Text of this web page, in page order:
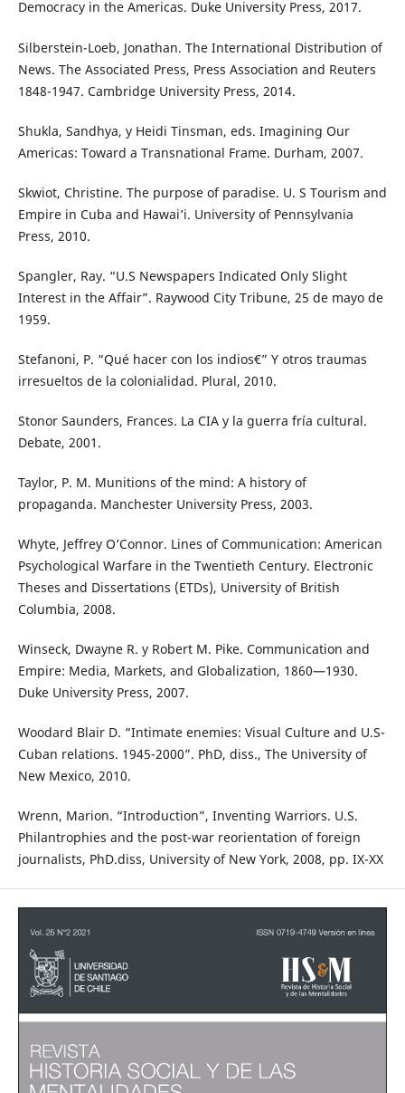
Democracy in the Americas. Duke University Press, 2017.
Silberstein-Loeb, Jonathan. The International Distribution of
News. The Associated Press, Press Association and Reuters
1848-1947. Cambridge University Press, 2014.
Shukla, Sandhya, y Heidi Tinsman, eds. Imagining Our
Americas: Toward a Transnational Frame. Durham, 2007.
Skwiot, Christine. The purpose of paradise. U. S Tourism and
Empire in Cuba and Hawai’i. University of Pennsylvania
Press, 2010.
Spangler, Ray. “U.S Newspapers Indicated Only Slight
Interest in the Affair”. Raywood City Tribune, 25 de mayo de
1959.
Stefanoni, P. “Qué hacer con los indios€” Y otros traumas
irresueltos de la colonialidad. Plural, 2010.
Stonor Saunders, Frances. La CIA y la guerra fría cultural.
Debate, 2001.
Taylor, P. M. Munitions of the mind: A history of
propaganda. Manchester University Press, 2003.
Whyte, Jeffrey O’Connor. Lines of Communication: American
Psychological Warfare in the Twentieth Century. Electronic
Theses and Dissertations (ETDs), University of British
Columbia, 2008.
Winseck, Dwayne R. y Robert M. Pike. Communication and
Empire: Media, Markets, and Globalization, 1860—1930.
Duke University Press, 2007.
Woodard Blair D. “Intimate enemies: Visual Culture and U.S-
Cuban relations. 1945-2000”. PhD, diss., The University of
New Mexico, 2010.
Wrenn, Marion. “Introduction”, Inventing Warriors. U.S.
Philantrophies and the post-war reorientation of foreign
journalists, PhD.diss, University of New York, 2008, pp. IX-XX